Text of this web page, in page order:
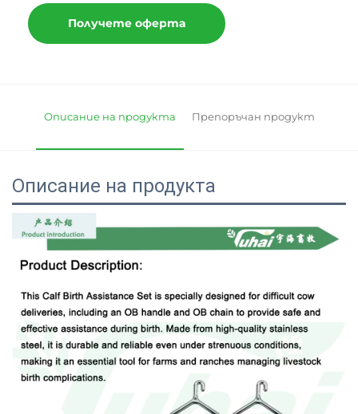
Получете оферта
Описание на продукта Препоръчан продукт
Описание на продукта